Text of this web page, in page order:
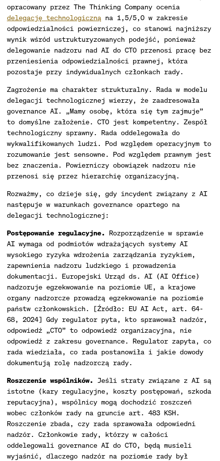
opracowany przez The Thinking Company ocenia
delegację technologiczną na 1,5/5,0 w zakresie
odpowiedzialności powierniczej, co stanowi najniższy
wynik wśród ustrukturyzowanych podejść, ponieważ
delegowanie nadzoru nad AI do CTO przenosi pracę bez
przeniesienia odpowiedzialności prawnej, która
pozostaje przy indywidualnych członkach rady.
Zagrożenie ma charakter strukturalny. Rada w modelu
delegacji technologicznej wierzy, że zaadresowała
governance AI. „Mamy osobę, która się tym zajmuje”
to domyślne założenie. CTO jest kompetentny. Zespół
technologiczny sprawny. Rada oddelegowała do
wykwalifikowanych ludzi. Pod względem operacyjnym to
rozumowanie jest sensowne. Pod względem prawnym jest
bez znaczenia. Powierniczy obowiązek nadzoru nie
przenosi się przez hierarchię organizacyjną.
Rozważmy, co dzieje się, gdy incydent związany z AI
następuje w warunkach governance opartego na
delegacji technologicznej:
Postępowanie regulacyjne. Rozporządzenie w sprawie
AI wymaga od podmiotów wdrażających systemy AI
wysokiego ryzyka wdrożenia zarządzania ryzykiem,
zapewnienia nadzoru ludzkiego i prowadzenia
dokumentacji. Europejski Urząd ds. AI (AI Office)
nadzoruje egzekwowanie na poziomie UE, a krajowe
organy nadzorcze prowadzą egzekwowanie na poziomie
państw członkowskich. [Źródło: EU AI Act, art. 64-
68, 2024] Gdy regulator pyta, kto sprawował nadzór,
odpowiedź „CTO” to odpowiedź organizacyjna, nie
odpowiedź z zakresu governance. Regulator zapyta, co
rada wiedziała, co rada postanowiła i jakie dowody
dokumentują rolę nadzorczą rady.
Roszczenie wspólników. Jeśli straty związane z AI są
istotne (kary regulacyjne, koszty postępowań, szkoda
reputacyjna), wspólnicy mogą dochodzić roszczeń
wobec członków rady na gruncie art. 483 KSH.
Roszczenie zbada, czy rada sprawowała odpowiedni
nadzór. Członkowie rady, którzy w całości
oddelegowali governance AI do CTO, będą musieli
wyjaśnić, dlaczego nadzór na poziomie rady był